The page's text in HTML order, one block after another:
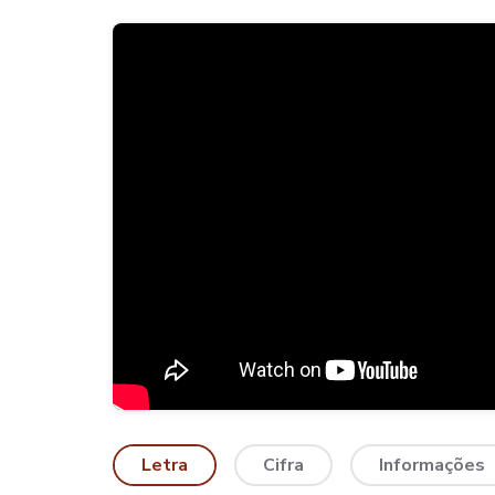
Letra Cifra Informações